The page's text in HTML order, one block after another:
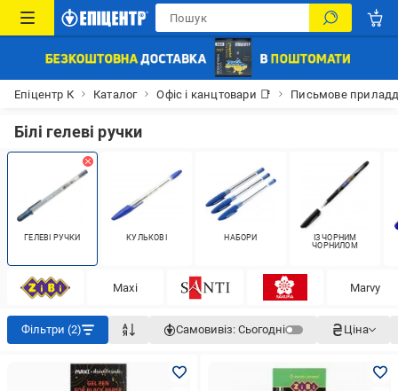
Епіцентр К Каталог Офіс і канцтовари 📑 Письмове
Білі гелеві ручки
ГЕЛЕВІ РУЧКИ КУЛЬКОВІ НАБОРИ
ІЗ ЧОРНИМ
ЧОРНИЛОМ
Maxi Marvy
Фільтри (2) Самовивіз: Сьогодні Ціна